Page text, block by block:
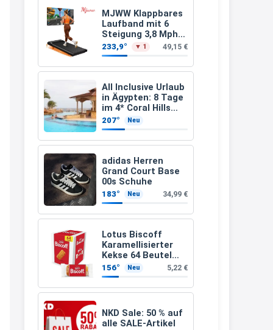
Apfelfaser)
MJWW Klappbares
Laufband mit 6
Steigung 3,8 Mph/6
Km/h Walking
233,9° ▼ 1 49,15 €
All Inclusive Urlaub
in Ägypten: 8 Tage
im 4* Coral Hills
Resort Marsa Alam
inkl. Flüge ab 299 €
p.P.
207° Neu
adidas Herren
Grand Court Base
00s Schuhe
183° Neu 34,99 €
Lotus Biscoff
Karamellisierter
Kekse 64 Beutel
(992g)
156° Neu 5,22 €
NKD Sale: 50 % auf
alle SALE-Artikel
müsste schon stornieren und
nochmal bestellen, da man
Rabattcodes oder auch
Geschenkgutscheine im
Warenkorb oder an der Kasse
VOR dem Kauf einlösen kann.
17:06
↩
Och siche den Gutschein
fürmeggelebaguetts
Kerstin
Meggle bagett Gutschein code
21:37
↩
Kerstin